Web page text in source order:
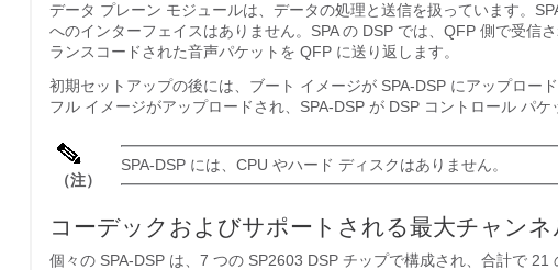
データ プレーン モジュールは、データの処理と送信を扱っています。
へのインターフェイスはありません。SPA の DSP では、QFP 側で受信
ランスコードされた音声パケットを QFP に送り返します。
初期セットアップの後には、ブート イメージが SPA-DSP にアップロー
フル イメージがアップロードされ、SPA-DSP が DSP コントロール パケ
（注）
SPA-DSP には、CPU やハード ディスクはありません。
コーデックおよびサポートされる最大チャン
個々の SPA-DSP は、7 つの SP2603 DSP チップで構成され、合計で 21